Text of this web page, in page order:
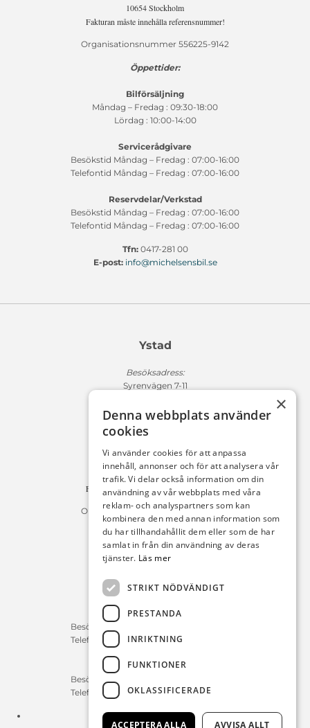
10654 Stockholm
Fakturan måste innehålla referensnummer!
Organisationsnummer 556225-9142
Öppettider:
Bilförsäljning
Måndag – Fredag : 09:30-18:00
Lördag : 10:00-14:00
Servicerådgivare
Besökstid Måndag – Fredag : 07:00-16:00
Telefontid Måndag – Fredag : 07:00-16:00
Reservdelar/Verkstad
Besökstid Måndag – Fredag : 07:00-16:00
Telefontid Måndag – Fredag : 07:00-16:00
Tfn:0417-281 00
E-post: info@michelsensbil.se
Ystad
Besöksadress:
Syrenvägen 7-11
Fakturaadress:
Michelsens Bil AB /ePP
10654 Stockholm
Fakturan måste innehålla referensnummer!
Organisationsnummer 556225-9142
Öppettider:
Bilförsäljning
Lördag : 10:00-14:00
Servicerådgivare
Besökstid Måndag – Fredag : 07:00-16:00
Telefontid Måndag – Fredag : 07:00-16:00
Reservdelar/Verkstad
Besökstid Måndag – Fredag : 07:00-16:00
Telefontid Måndag – Fredag : 07:00-16:00
0411-297 70
×
Denna webbplats använder
cookies
Vi använder cookies för att anpassa
innehåll, annonser och för att analysera vår
trafik. Vi delar också information om din
användning av vår webbplats med våra
reklam- och analyspartners som kan
kombinera den med annan information som
du har tillhandahållit dem eller som de har
samlat in från din användning av deras
tjänster. Läs mer
STRIKT NÖDVÄNDIGT
PRESTANDA
INRIKTNING
FUNKTIONER
OKLASSIFICERADE
ACCEPTERA ALLA AVVISA ALLT